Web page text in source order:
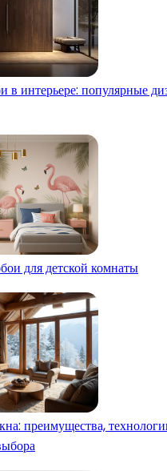
в интерьере: популярные
для детской комнаты
преимущества,